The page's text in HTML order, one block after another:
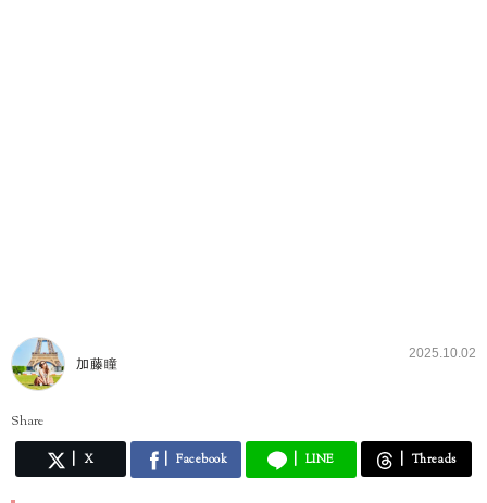
加藤瞳
2025.10.02
Share
X Facebook LINE Threads